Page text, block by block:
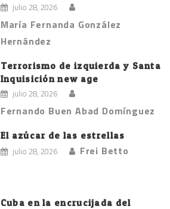
julio 28, 2026
María Fernanda González
Hernández
Terrorismo de izquierda y Santa
Inquisición new age
julio 28, 2026
Fernando Buen Abad Domínguez
El azúcar de las estrellas
julio 28, 2026 Frei Betto
Cuba en la encrucijada del